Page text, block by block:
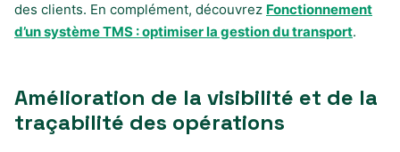
des clients. En complément, découvrez Fonctionnement
d’un système TMS : optimiser la gestion du transport.
Amélioration de la visibilité et de la
traçabilité des opérations